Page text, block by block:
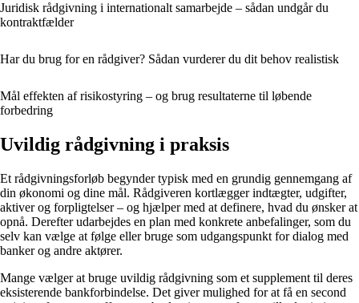
Juridisk rådgivning i internationalt samarbejde – sådan undgår du
kontraktfælder
Har du brug for en rådgiver? Sådan vurderer du dit behov realistisk
Mål effekten af risikostyring – og brug resultaterne til løbende
forbedring
Uvildig rådgivning i praksis
Et rådgivningsforløb begynder typisk med en grundig gennemgang af
din økonomi og dine mål. Rådgiveren kortlægger indtægter, udgifter,
aktiver og forpligtelser – og hjælper med at definere, hvad du ønsker at
opnå. Derefter udarbejdes en plan med konkrete anbefalinger, som du
selv kan vælge at følge eller bruge som udgangspunkt for dialog med
banker og andre aktører.
Mange vælger at bruge uvildig rådgivning som et supplement til deres
eksisterende bankforbindelse. Det giver mulighed for at få en second